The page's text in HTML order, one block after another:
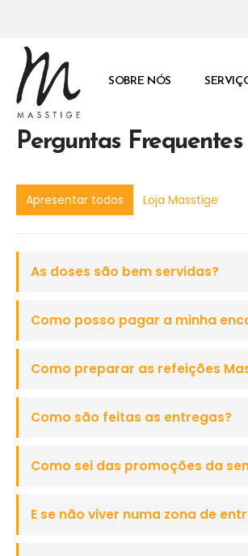
SOBRE NÓS
Perguntas Frequentes
Apresentar todos Loja Masstige
As doses são bem servidas?
Como posso pagar a minha
Como preparar as refeições
Como são feitas as entregas?
Como sei das promoções da
E se não viver numa zona de